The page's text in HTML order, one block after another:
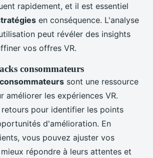
rapidement, et il est essentiel
en conséquence. L'analyse
peut révéler des insights
vos offres VR.
consommateurs
sont une ressource
améliorer les expériences VR.
retours pour identifier les points
d'amélioration. En
vous pouvez ajuster vos
répondre à leurs attentes et